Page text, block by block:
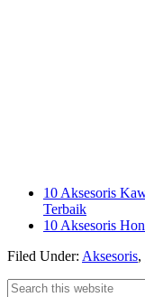
10 Aksesoris
Terbaik
10 Aksesoris
Filed Under: Aksesoris,